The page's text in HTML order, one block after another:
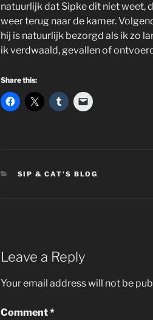
natuurlijk dat Sipke dit niet weet,
weer terug naar de kamer.
hij is natuurlijk bezorgd als ik zo
ik verdwaald, gevallen of
Share this:
CATEGORIES
SIP & CAT'S BLOG
Leave a Reply
Your email address will not be
Comment*